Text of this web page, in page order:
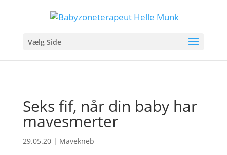
Vælg Side
Seks fif, når din baby har
mavesmerter
29.05.20| Mavekneb